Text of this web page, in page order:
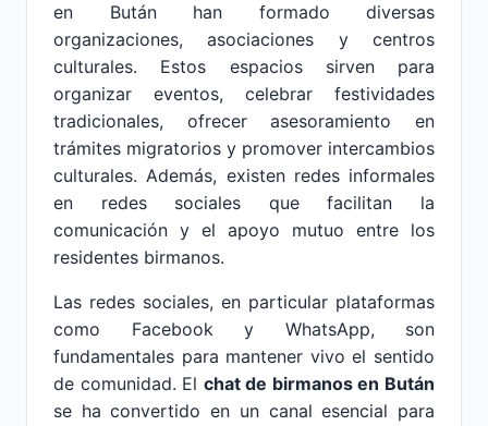
en Bután han formado diversas
organizaciones, asociaciones y centros
culturales. Estos espacios sirven para
organizar eventos, celebrar festividades
tradicionales, ofrecer asesoramiento en
trámites migratorios y promover intercambios
culturales. Además, existen redes informales
en redes sociales que facilitan la
comunicación y el apoyo mutuo entre los
residentes birmanos.
Las redes sociales, en particular plataformas
como Facebook y WhatsApp, son
fundamentales para mantener vivo el sentido
de comunidad. El chat de birmanos en Bután
se ha convertido en un canal esencial para